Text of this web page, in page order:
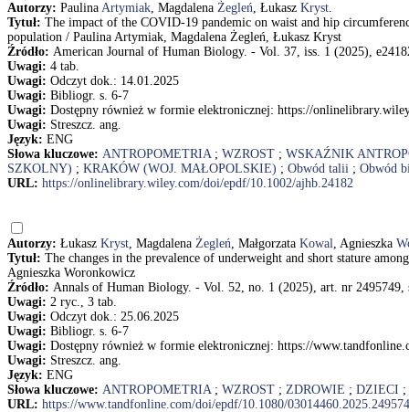
Autorzy: Paulina Artymiak, Magdalena Żegleń, Łukasz Kryst.
Tytuł: The impact of the COVID-19 pandemic on waist and hip
population / Paulina Artymiak, Magdalena Żegleń, Łukasz Kryst
Źródło: American Journal of Human Biology. - Vol. 37, iss. 1 (2025),
Uwagi: 4 tab.
Uwagi: Odczyt dok.: 14.01.2025
Uwagi: Bibliogr. s. 6-7
Uwagi: Dostępny również w formie elektronicznej: https://
Uwagi: Streszcz. ang.
Język: ENG
Słowa kluczowe: ANTROPOMETRIA; WZROST ; WSKAŹNIK
SZKOLNY) ; KRAKÓW (WOJ. MAŁOPOLSKIE) ; Obwód talii ; Obwód
URL: https://onlinelibrary.wiley.com/doi/epdf/10.1002/ajhb.24182
Autorzy: Łukasz Kryst, Magdalena Żegleń, Małgorzata Kowal, Agnieszka
Tytuł: The changes in the prevalence of underweight and short stature
Agnieszka Woronkowicz
Źródło: Annals of Human Biology. - Vol. 52, no. 1 (2025), art. nr 2495749,
Uwagi: 2 ryc., 3 tab.
Uwagi: Odczyt dok.: 25.06.2025
Uwagi: Bibliogr. s. 6-7
Uwagi: Dostępny również w formie elektronicznej: https://
Uwagi: Streszcz. ang.
Język: ENG
Słowa kluczowe: ANTROPOMETRIA; WZROST ; ZDROWIE ; DZIECI ;
URL: https://www.tandfonline.com/doi/epdf/10.1080/